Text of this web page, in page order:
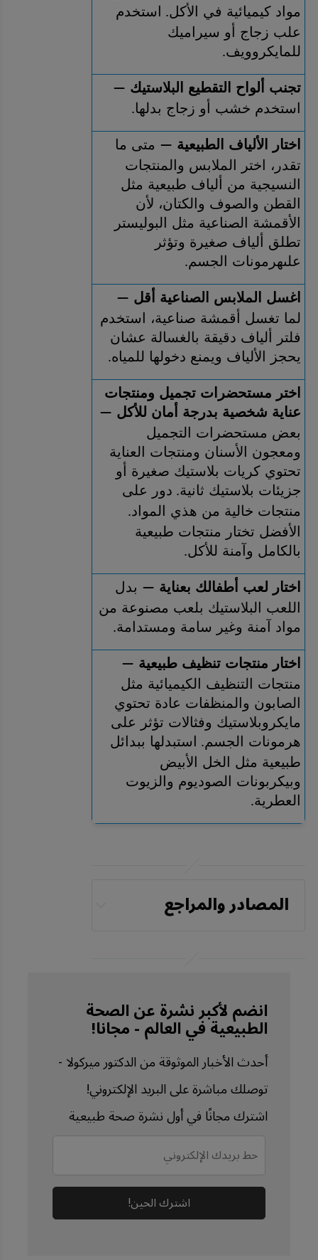
مواد كيميائية في الأكل.
للمايكروويف.
تجنب ألواح التقطيع البلاستيك —
استخدم خشب أو زجاج بدلها.
اختار الألياف الطبيعية —
علىهرمونات الجسم.
اغسل الملابس الصناعية أقل —
يحجز الألياف ويمنع دخولها للمياه.
عناية شخصية بدرجة أمان للأكل —
جزيئات بلاستيك ثانية.
منتجات خالية من هذي المواد.
بالكامل وآمنة للأكل.
اختار لعب أطفالك بعناية —
مواد آمنة وغير سامة ومستدامة.
اختار منتجات تنظيف طبيعية —
هرمونات الجسم.
العطرية.
المصادر والمراجع
Journal of Hazardous
Materials Volume 416,
15 August 2021,
126124, Abstract
NOAA, Ingestion
Journal of Hazardous
Materials Advances
Volume 17, February
2025, 100528, Effects
of Microplastics on
انضم لأكبر نشرة عن الصحة
الطبيعية في العالم - مجانا!
أحدث الأخبار الموثوقة من الدكتور ميركولا -
توصلك مباشرة على البريد الإلكتروني!
اشترك مجانًا في أول نشرة صحة طبيعية
اشترك الحين!